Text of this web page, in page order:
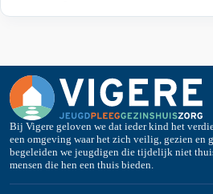
Bij Vigere geloven we dat ieder kind het
een omgeving waar het zich veilig, gezien en
begeleiden we jeugdigen die tijdelijk niet
mensen die hen een thuis bieden.